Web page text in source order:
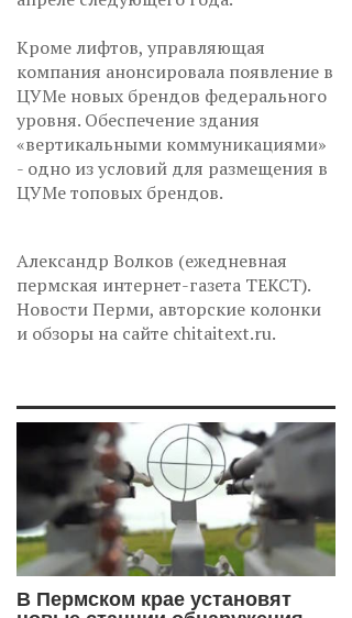
Кроме лифтов, управляющая
компания анонсировала появление в
ЦУМе новых брендов федерального
уровня. Обеспечение здания
«вертикальными коммуникациями»
- одно из условий для размещения в
ЦУМе топовых брендов.
Александр Волков (ежедневная
пермская интернет-газета ТЕКСТ).
Новости Перми, авторские колонки
и обзоры на сайте chitaitext.ru.
В Пермском крае установят